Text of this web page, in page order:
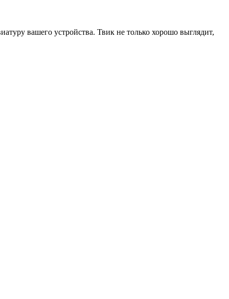
вашего устройства. Твик не только хорошо выглядит,